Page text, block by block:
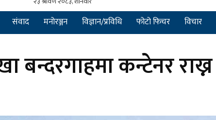
संवाद मनोरञ्जन विज्ञान/प्रविधि फोटो फिचर विचार
बन्दरगाहमा कन्टेनर राख्न